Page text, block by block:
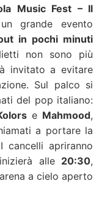
Music Fest – Il
grande evento
in pochi minuti
non sono più
invitato a evitare
Sul palco si
del pop italiano:
e Mahmood,
a portare la
apriranno
alle 20:30,
a cielo aperto